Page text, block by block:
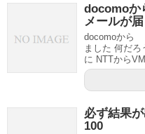
docomoか
メールが
docomoから
ました 何だ
に NTTから
必ず結果
100